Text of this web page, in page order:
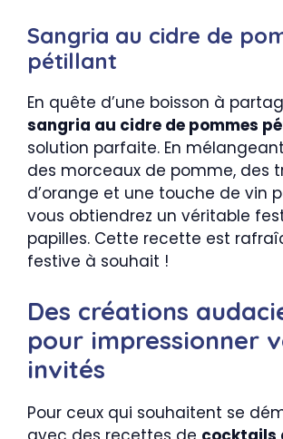
Sangria au cidre de
pétillant
En quête d’une boisson à
sangria au cidre de pommes
solution parfaite. En
des morceaux de pomme, des
d’orange et une touche de vin
vous obtiendrez un véritable
papilles. Cette recette est
festive à souhait !
Des créations
pour impressionner
invités
Pour ceux qui souhaitent se